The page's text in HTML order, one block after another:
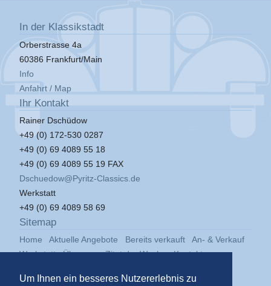
Um Ihnen ein besseres Nutzererlebnis zu
In der Klassikstadt
Orberstrasse 4a
60386 Frankfurt/Main
Info
Anfahrt / Map
Ihr Kontakt
Rainer Dschüdow
+49 (0) 172-530 0287
+49 (0) 69 4089 55 18
+49 (0) 69 4089 55 19 FAX
Dschuedow@Pyritz-Classics.de
Werkstatt
+49 (0) 69 4089 58 69
Sitemap
Home Aktuelle Angebote Bereits verkauft
An- & Verkauf
Werkstatt
Über uns Zitat der Woche
Kontakt